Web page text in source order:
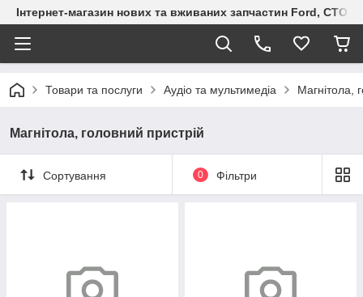
Інтернет-магазин нових та вживаних запчастин Ford, СТО
Товари та послуги Аудіо та мультимедіа Магнітола,
Магнітола, головний пристрій
Сортування 0 Фільтри